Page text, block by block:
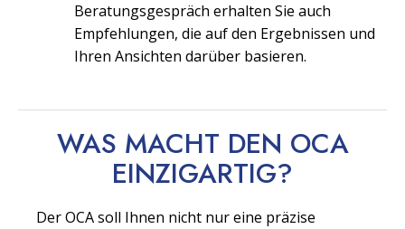
Beratungsgespräch erhalten Sie auch
Empfehlungen, die auf den Ergebnissen und
Ihren Ansichten darüber basieren.
WAS MACHT DEN OCA
EINZIGARTIG?
Der OCA soll Ihnen nicht nur eine präzise